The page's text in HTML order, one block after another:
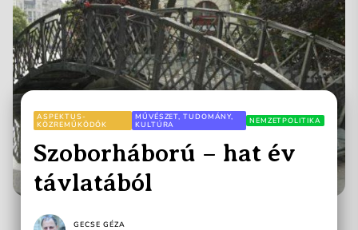
ASPEKTUS-
KÖZREMŰKÖDŐK
MŰVÉSZET, TUDOMÁNY,
KULTÚRA
NEMZETPOLITIKA
Szoborháború – hat év
távlatából
GECSE GÉZA